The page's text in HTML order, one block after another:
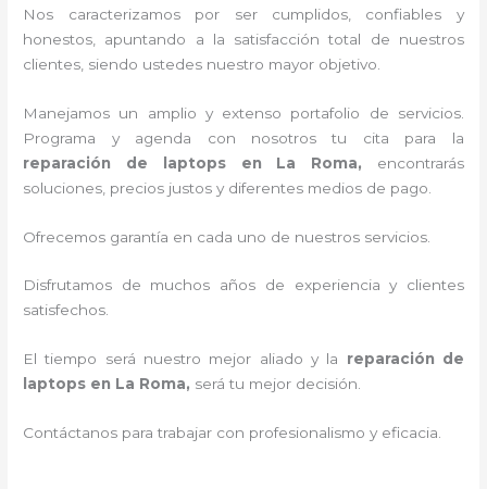
Nos caracterizamos por ser cumplidos, confiables y
honestos, apuntando a la satisfacción total de nuestros
clientes, siendo ustedes nuestro mayor objetivo.
Manejamos un amplio y extenso portafolio de servicios.
Programa y agenda con nosotros tu cita para la
reparación de laptops en La Roma, encontrarás
soluciones, precios justos y diferentes medios de pago.
Ofrecemos garantía en cada uno de nuestros servicios.
Disfrutamos de muchos años de experiencia y clientes
satisfechos.
El tiempo será nuestro mejor aliado y la reparación de
laptops en La Roma, será tu mejor decisión.
Contáctanos para trabajar con profesionalismo y eficacia.